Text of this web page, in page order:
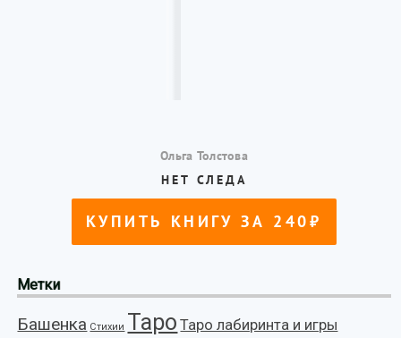
Метки
Башенка Стихии Таро Таро лабиринта и игры